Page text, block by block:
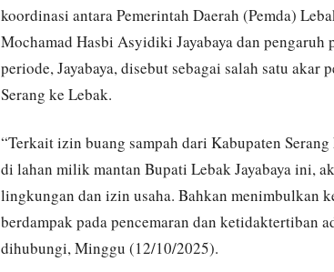
koordinasi antara Pemerintah Daerah (Pemda)
Mochamad Hasbi Asyidiki Jayabaya dan
periode, Jayabaya, disebut sebagai salah satu akar
Serang ke Lebak.
“Terkait izin buang sampah dari Kabupaten
di lahan milik mantan Bupati Lebak Jayabaya ini,
lingkungan dan izin usaha. Bahkan menimbulkan
berdampak pada pencemaran dan ketidaktertiban
dihubungi, Minggu (12/10/2025).